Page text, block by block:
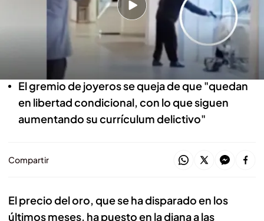
Todos con el mismo modus operandi: a plena
luz del día, armados, violentos y con decenas
de testigos alrededor.
El gremio de joyeros se queja de que "quedan
en libertad condicional, con lo que siguen
aumentando su currículum delictivo"
Compartir
El precio del oro, que se ha disparado en los
últimos meses, ha puesto en la diana a las